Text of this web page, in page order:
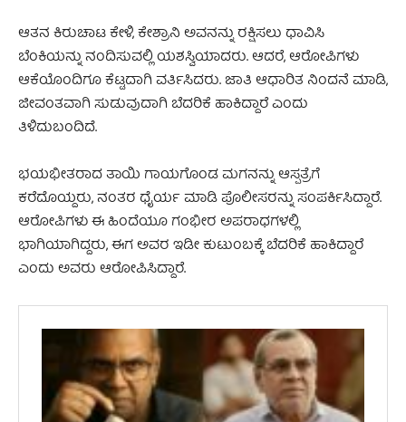
ಆತನ ಕಿರುಚಾಟ ಕೇಳಿ, ಕೇಶ್ರಾನಿ ಅವನನ್ನು ರಕ್ಷಿಸಲು ಧಾವಿಸಿ
ಬೆಂಕಿಯನ್ನು ನಂದಿಸುವಲ್ಲಿ ಯಶಸ್ವಿಯಾದರು. ಆದರೆ, ಆರೋಪಿಗಳು
ಆಕೆಯೊಂದಿಗೂ ಕೆಟ್ಟದಾಗಿ ವರ್ತಿಸಿದರು. ಜಾತಿ ಆಧಾರಿತ ನಿಂದನೆ ಮಾಡಿ,
ಜೀವಂತವಾಗಿ ಸುಡುವುದಾಗಿ ಬೆದರಿಕೆ ಹಾಕಿದ್ದಾರೆ ಎಂದು
ತಿಳಿದುಬಂದಿದೆ.
ಭಯಭೀತರಾದ ತಾಯಿ ಗಾಯಗೊಂಡ ಮಗನನ್ನು ಆಸ್ಪತ್ರೆಗೆ
ಕರೆದೊಯ್ದರು, ನಂತರ ಧೈರ್ಯ ಮಾಡಿ ಪೊಲೀಸರನ್ನು ಸಂಪರ್ಕಿಸಿದ್ದಾರೆ.
ಆರೋಪಿಗಳು ಈ ಹಿಂದೆಯೂ ಗಂಭೀರ ಅಪರಾಧಗಳಲ್ಲಿ
ಭಾಗಿಯಾಗಿದ್ದರು, ಈಗ ಅವರ ಇಡೀ ಕುಟುಂಬಕ್ಕೆ ಬೆದರಿಕೆ ಹಾಕಿದ್ದಾರೆ
ಎಂದು ಅವರು ಆರೋಪಿಸಿದ್ದಾರೆ.